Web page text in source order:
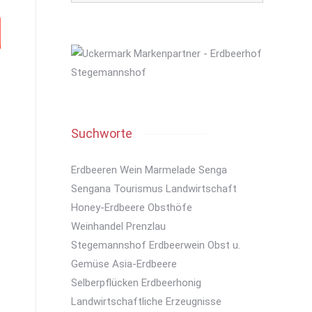
Suchworte
Erdbeeren Wein Marmelade Senga
Sengana Tourismus Landwirtschaft
Honey-Erdbeere Obsthöfe
Weinhandel Prenzlau
Stegemannshof Erdbeerwein Obst u.
Gemüse Asia-Erdbeere
Selberpflücken Erdbeerhonig
Landwirtschaftliche Erzeugnisse